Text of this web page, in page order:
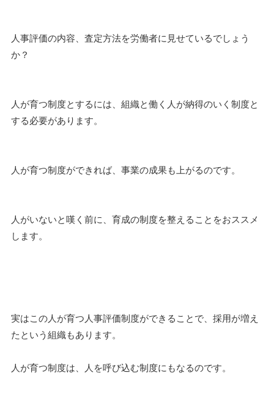
人事評価の内容、査定方法を労働者に見せているでしょう
か？
人が育つ制度とするには、組織と働く人が納得のいく制度と
する必要があります。
人が育つ制度ができれば、事業の成果も上がるのです。
人がいないと嘆く前に、育成の制度を整えることをおススメ
します。
実はこの人が育つ人事評価制度ができることで、採用が増え
たという組織もあります。
人が育つ制度は、人を呼び込む制度にもなるのです。